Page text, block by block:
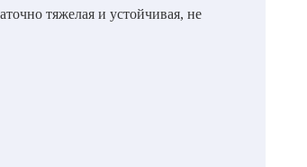
тяжелая и устойчивая, не